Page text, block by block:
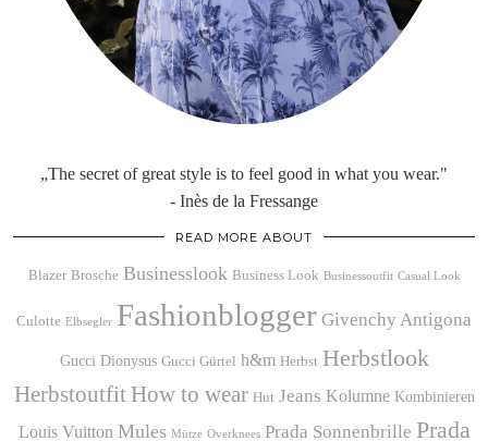
„The secret of great style is to feel good in what you wear."
- Inès de la Fressange
READ MORE ABOUT
Blazer Brosche Businesslook Business Look Businessoutfit Casual Look
Culotte Elbsegler Fashionblogger Givenchy Antigona
Gucci Dionysus Gucci Gürtel h&m Herbst Herbstlook
Herbstoutfit How to wear Hut Jeans Kolumne Kombinieren
Louis Vuitton Mules Mütze Overknees Prada Sonnenbrille Prada